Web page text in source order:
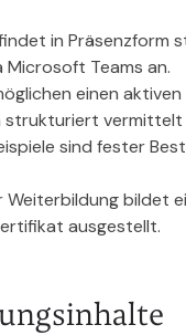
in Präsenzform
Microsoft Teams an.
einen
strukturiert
sind fester
Weiterbildung bildet
ausgestellt.